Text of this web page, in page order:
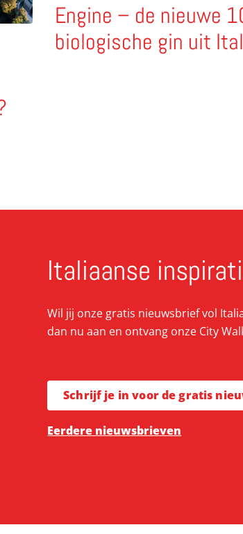
Engine – de nieuwe
biologische gin uit
Italiaanse
Wil jij onze gratis nieuwsbrief vol
dan nu aan en ontvang onze City
Schrijf je in voor de gratis
Eerdere nieuwsbrieven